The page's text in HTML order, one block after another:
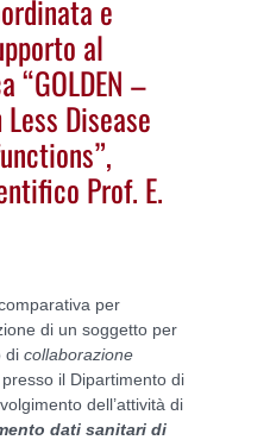
e
al
–
Disease
Prof. E.
per
di un soggetto per
di collaborazione
presso il Dipartimento di
dell’attività di
dati sanitari di